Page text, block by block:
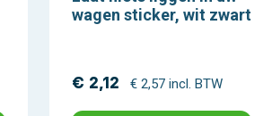
wagen sticker, wit zwart
€ 2,12 € 2,57 incl. BTW